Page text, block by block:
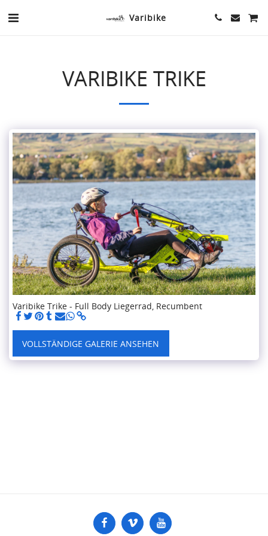
Varibike
VARIBIKE TRIKE
Varibike Trike - Full Body Liegerrad, Recumbent
VOLLSTÄNDIGE GALERIE ANSEHEN